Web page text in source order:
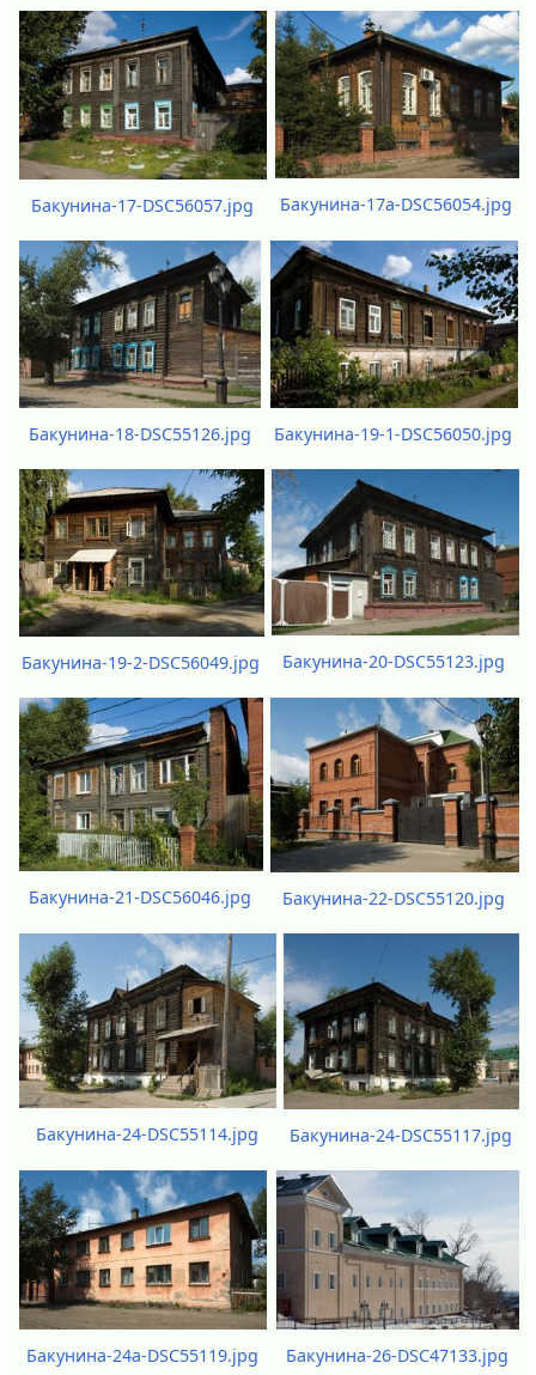
Бакунина-17-DSC56057.jpg Бакунина-17а-DSC56054.jpg
Бакунина-18-DSC55126.jpg Бакунина-19-1-DSC56050.jpg
Бакунина-19-2-DSC56049.jpg Бакунина-20-DSC55123.jpg
Бакунина-21-DSC56046.jpg Бакунина-22-DSC55120.jpg
Бакунина-24-DSC55114.jpg Бакунина-24-DSC55117.jpg
Бакунина-24а-DSC55119.jpg Бакунина-26-DSC47133.jpg